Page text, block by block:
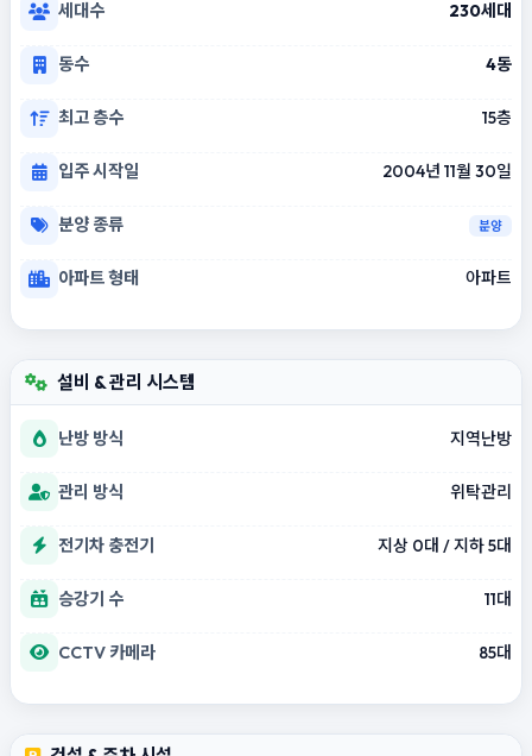
세대수 230세대
동수 4동
최고 층수 15층
입주 시작일 2004년 11월 30일
분양 종류 분양
아파트 형태 아파트
설비 & 관리 시스템
난방 방식 지역난방
관리 방식 위탁관리
전기차 충전기 지상 0대 / 지하 5대
승강기 수 11대
CCTV 카메라 85대